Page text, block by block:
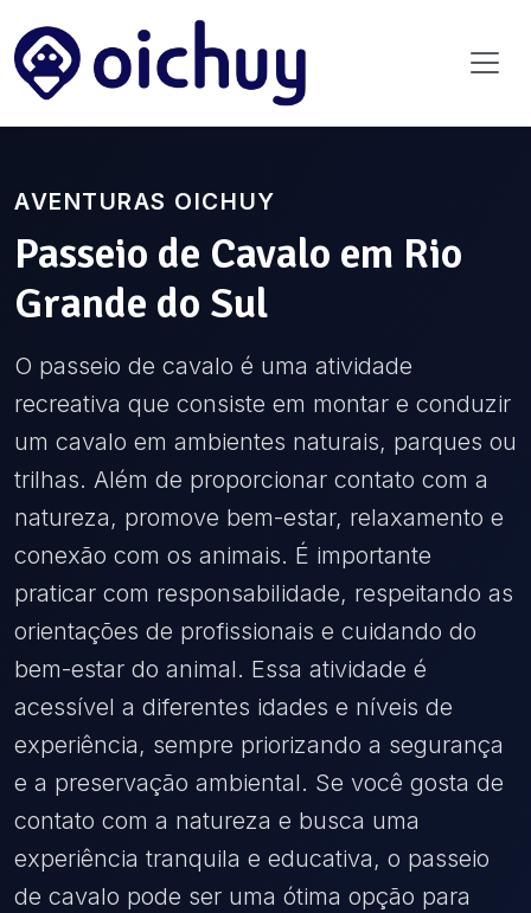
AVENTURAS OICHUY
Passeio de Cavalo em Rio
Grande do Sul
O passeio de cavalo é uma atividade
recreativa que consiste em montar e conduzir
um cavalo em ambientes naturais, parques ou
trilhas. Além de proporcionar contato com a
natureza, promove bem-estar, relaxamento e
conexão com os animais. É importante
praticar com responsabilidade, respeitando as
orientações de profissionais e cuidando do
bem-estar do animal. Essa atividade é
acessível a diferentes idades e níveis de
experiência, sempre priorizando a segurança
e a preservação ambiental. Se você gosta de
contato com a natureza e busca uma
experiência tranquila e educativa, o passeio
de cavalo pode ser uma ótima opção para